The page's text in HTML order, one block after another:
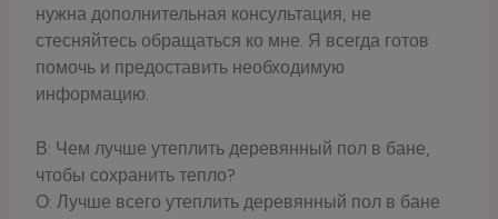
нужна дополнительная консультация, не
стесняйтесь обращаться ко мне. Я всегда готов
помочь и предоставить необходимую
информацию.
В: Чем лучше утеплить деревянный пол в бане,
чтобы сохранить тепло?
О: Лучше всего утеплить деревянный пол в бане